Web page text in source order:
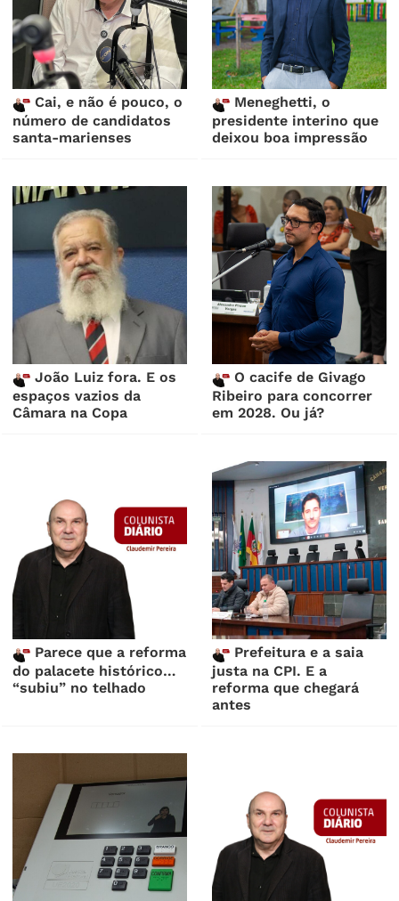
Cai, e não é pouco, o
número de candidatos
santa-marienses
Meneghetti, o
presidente interino que
deixou boa impressão
João Luiz fora. E os
espaços vazios da
Câmara na Copa
O cacife de Givago
Ribeiro para concorrer
em 2028. Ou já?
Parece que a reforma
do palacete histórico…
“subiu” no telhado
Prefeitura e a saia
justa na CPI. E a
reforma que chegará
antes